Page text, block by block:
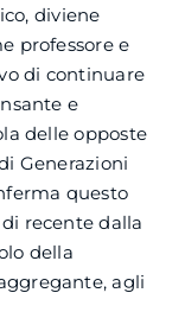
diviene
professore e
di continuare
e
delle opposte
Generazioni
questo
recente dalla
della
agli